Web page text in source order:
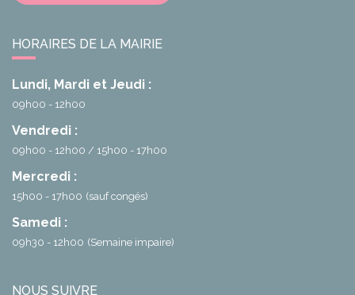
HORAIRES DE LA MAIRIE
Lundi, Mardi et Jeudi :
09h00 - 12h00
Vendredi :
09h00 - 12h00 15h00 - 17h00
Mercredi :
15h00 - 17h00 (sauf congés)
Samedi :
09h30 - 12h00 (Semaine impaire)
NOUS SUIVRE